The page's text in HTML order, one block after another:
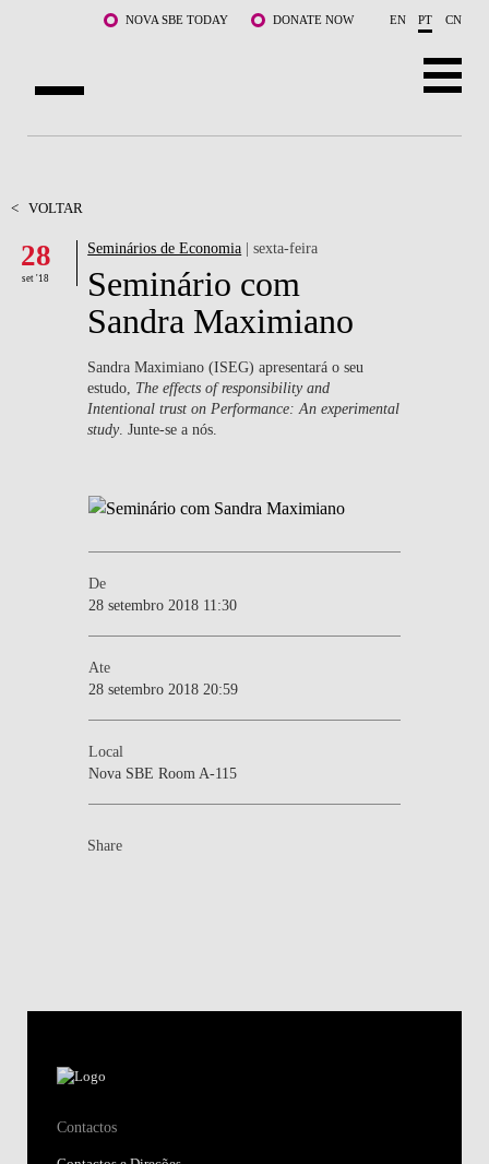
Saltar para o conteúdo principalNOVA SBE TODAY DONATE NOW EN PT CN
DOCENTES E INVESTIGAÇÃO
COMUNIDADE
WHAT'S HAPPENING
< VOLTAR
28
set '18
Seminários de Economia | sexta-feira
Seminário com
Sandra Maximiano
Sandra Maximiano (ISEG) apresentará o seu
estudo, The effects of responsibility and
Intentional trust on Performance: An experimental
study. Junte-se a nós.
De
28 setembro 2018 11:30
Ate
28 setembro 2018 20:59
Local
Nova SBE Room A-115
Share
Contactos